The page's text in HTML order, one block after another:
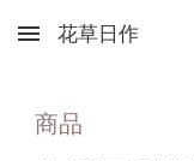
Skip to main content
花草日作
商品